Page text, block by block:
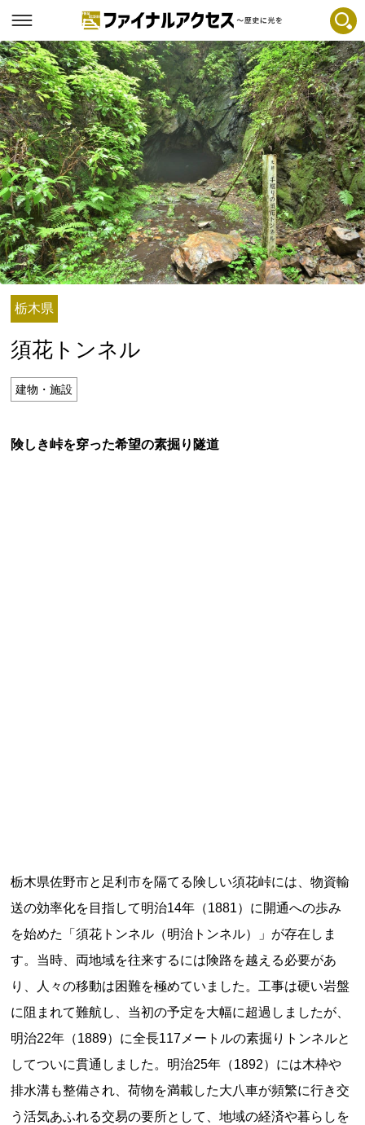
注目コンテンツ 一覧
ファイナルアクセスとは
メディアの編集方針とコンテンツポリシー
プライバシーポリシー
お問合せ
免責事項
不具合・報告事項
記事掲載基準
Special Thanks
フリーワードで探す
根室市立珸瑶瑁小学校 閉校
釧路市立東栄小学校 閉校
釧路市立柏木小学校 閉校
Final Access Books
栃木県
須花トンネル
建物・施設
険しき峠を穿った希望の素掘り隧道
栃木県佐野市と足利市を隔てる険しい須花峠には、物資輸
送の効率化を目指して明治14年（1881）に開通への歩み
を始めた「須花トンネル（明治トンネル）」が存在しま
す。当時、両地域を往来するには険路を越える必要があ
り、人々の移動は困難を極めていました。工事は硬い岩盤
に阻まれて難航し、当初の予定を大幅に超過しましたが、
明治22年（1889）に全長117メートルの素掘りトンネルと
してついに貫通しました。明治25年（1892）には木枠や
排水溝も整備され、荷物を満載した大八車が頻繁に行き交
う活気あふれる交易の要所として、地域の経済や暮らしを